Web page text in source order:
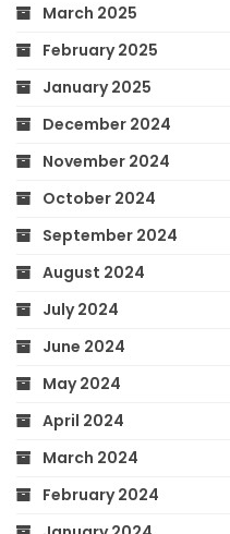
March 2025
February 2025
January 2025
December 2024
November 2024
October 2024
September 2024
August 2024
July 2024
June 2024
May 2024
April 2024
March 2024
February 2024